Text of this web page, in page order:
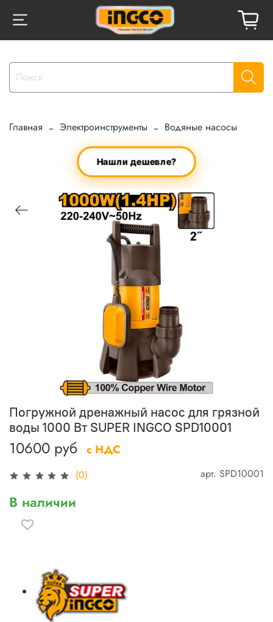
Главная Электроинструменты Водяные насосы
Нашли дешевле?
(0) арт. SPD10001
Погружной дренажный насос для грязной
воды 1000 Вт SUPER INGCO SPD10001
10600 руб с НДС
В наличии